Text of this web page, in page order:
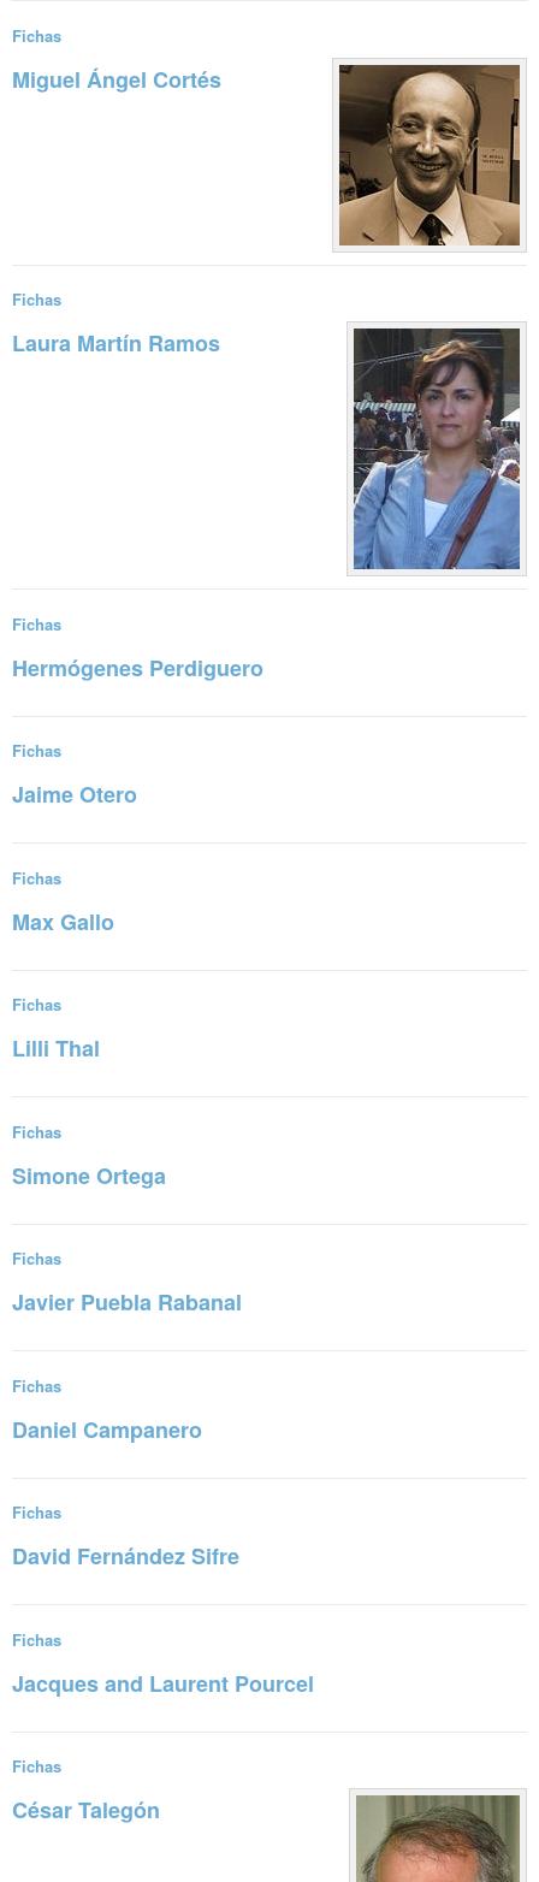
Fichas
Miguel Ángel Cortés
Fichas
Laura Martín Ramos
Fichas
Hermógenes Perdiguero
Fichas
Jaime Otero
Fichas
Max Gallo
Fichas
Lilli Thal
Fichas
Simone Ortega
Fichas
Javier Puebla Rabanal
Fichas
Daniel Campanero
Fichas
David Fernández Sifre
Fichas
Jacques and Laurent Pourcel
Fichas
César Talegón